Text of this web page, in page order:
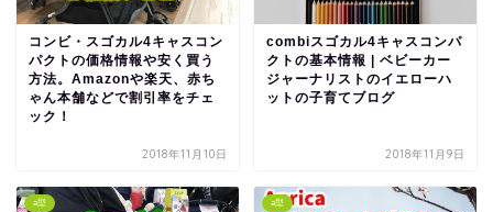
コンビ・スゴカル4キャスコン
パクトの価格情報や安く買う
方法。Amazonや楽天、赤ち
ゃん本舗などで割引率をチェ
ック！
2018年11月10日
combiスゴカル4キャスコンパ
クトの基本情報 | ベビーカー
ジャーナリストのイエローハ
ットの子育てブログ
2018年11月9日
a型 a型